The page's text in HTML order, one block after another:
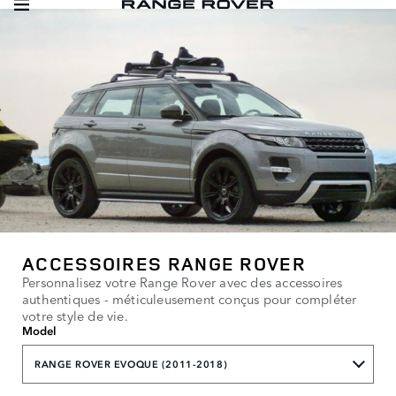
ACCESSOIRES RANGE ROVER
Personnalisez votre Range Rover avec des accessoires
authentiques - méticuleusement conçus pour compléter
votre style de vie.
Model
RANGE ROVER EVOQUE (2011-2018)